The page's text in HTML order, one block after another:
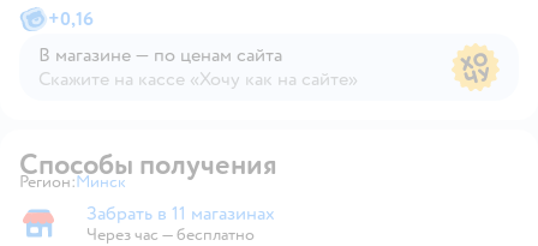
+0,16
В магазине — по ценам сайта
Скажите на кассе «Хочу как на сайте»
Способы получения
Регион: Выбор адреса доставки.
Минск
Забрать в магазине
Забрать в 11 магазинах
Через час — бесплатно